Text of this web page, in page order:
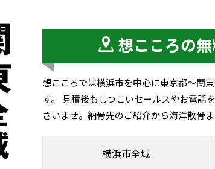
想こころの
想こころでは横浜市を中心に東京都～関
す。 見積後もしつこいセールスやお電話
さいませ。納骨先のご紹介から海洋散骨
横浜市全域